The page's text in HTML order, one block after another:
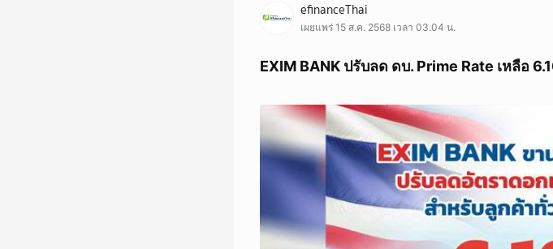
efinanceThai
เผยแพร่ 15 ส.ค. 2568 เวลา 03.04 น.
EXIM BANK ปรับลด ดบ. Prime Rate เหลือ